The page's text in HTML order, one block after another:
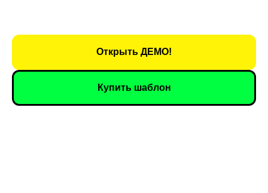
Открыть ДЕМО!
Купить шаблон